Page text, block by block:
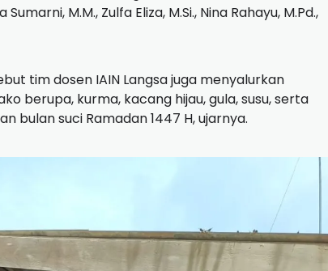
M.M., Zulfa Eliza, M.Si., Nina Rahayu, M.Pd.,
tim dosen IAIN Langsa juga menyalurkan
berupa, kurma, kacang hijau, gula, susu, serta
bulan suci Ramadan 1447 H, ujarnya.